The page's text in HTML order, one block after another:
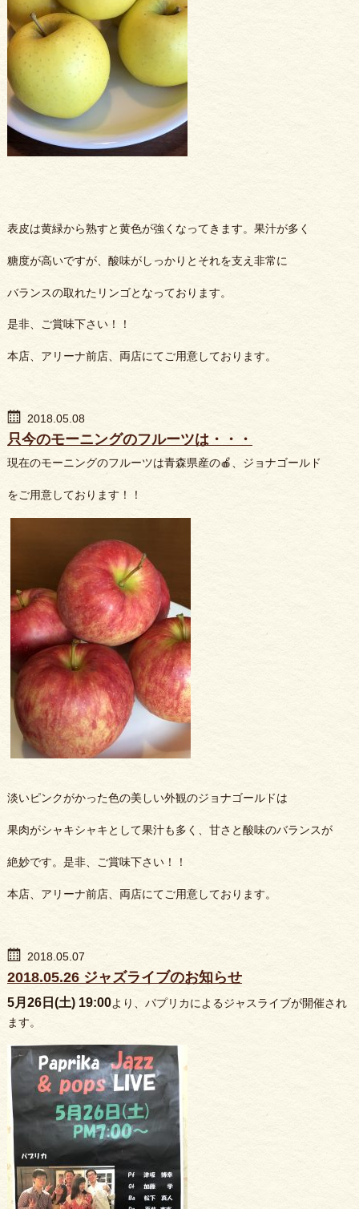
表皮は黄緑から熟すと黄色が強くなってきます。果汁が多く
糖度が高いですが、酸味がしっかりとそれを支え非常に
バランスの取れたリンゴとなっております。
是非、ご賞味下さい！！
本店、アリーナ前店、両店にてご用意しております。
2018.05.08
只今のモーニングのフルーツは・・・
現在のモーニングのフルーツは青森県産の🍎、ジョナゴールド
をご用意しております！！
淡いピンクがかった色の美しい外観のジョナゴールドは
果肉がシャキシャキとして果汁も多く、甘さと酸味のバランスが
絶妙です。是非、ご賞味下さい！！
本店、アリーナ前店、両店にてご用意しております。
2018.05.07
2018.05.26 ジャズライブのお知らせ
5月26日(土) 19:00より、パプリカによるジャスライブが開催され
ます。